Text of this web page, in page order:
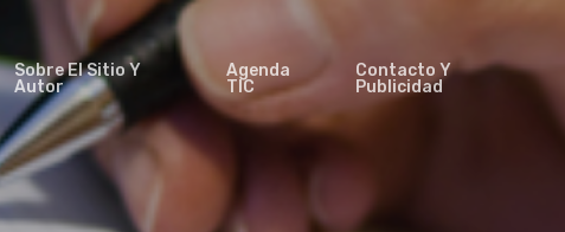
Sobre El Sitio Y
Autor
Agenda
TIC
Contacto Y
Publicidad